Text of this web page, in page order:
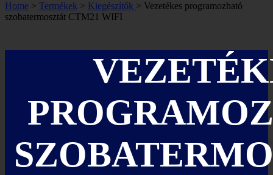
Home > Termékek > Kiegészítők > Vezetékes programozható
szobatermosztát CTM21 WIFI